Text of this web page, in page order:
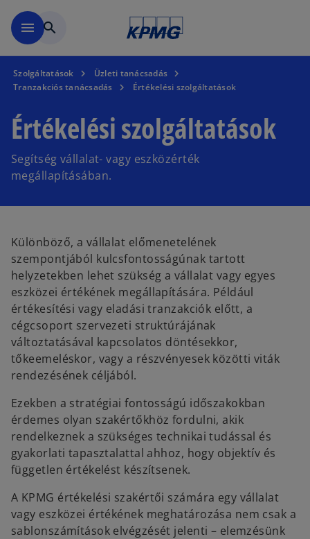
menu search
Szolgáltatások
Üzleti tanácsadás
Tranzakciós tanácsadás
Értékelési szolgáltatások
Értékelési szolgáltatások
Segítség vállalat- vagy eszközérték
megállapításában.
Különböző, a vállalat előmenetelének
szempontjából kulcsfontosságúnak tartott
helyzetekben lehet szükség a vállalat vagy egyes
eszközei értékének megállapítására. Például
értékesítési vagy eladási tranzakciók előtt, a
cégcsoport szervezeti struktúrájának
változtatásával kapcsolatos döntésekkor,
tőkeemeléskor, vagy a részvényesek közötti viták
rendezésének céljából.
Ezekben a stratégiai fontosságú időszakokban
érdemes olyan szakértőkhöz fordulni, akik
rendelkeznek a szükséges technikai tudással és
gyakorlati tapasztalattal ahhoz, hogy objektív és
független értékelést készítsenek.
A KPMG értékelési szakértői számára egy vállalat
vagy eszközei értékének meghatározása nem csak a
sablonszámítások elvégzését jelenti – elemzésünk